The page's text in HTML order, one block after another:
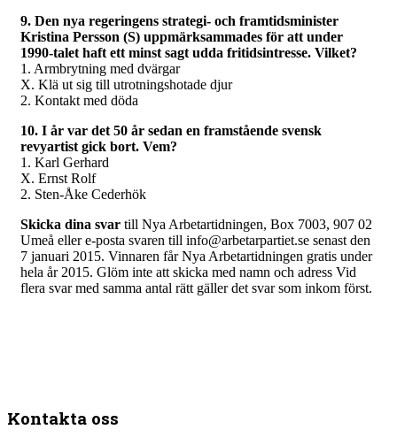
9. Den nya regeringens strategi- och framtidsminister
Kristina Persson (S) uppmärksammades för att under
1990-talet haft ett minst sagt udda fritidsintresse. Vilket?
1. Armbrytning med dvärgar
X. Klä ut sig till utrotningshotade djur
2. Kontakt med döda
10. I år var det 50 år sedan en framstående svensk
revyartist gick bort. Vem?
1. Karl Gerhard
X. Ernst Rolf
2. Sten-Åke Cederhök
Skicka dina svar till Nya Arbetartidningen, Box 7003, 907 02
Umeå eller e-posta svaren till info@arbetarpartiet.se senast den
7 januari 2015. Vinnaren får Nya Arbetartidningen gratis under
hela år 2015. Glöm inte att skicka med namn och adress Vid
flera svar med samma antal rätt gäller det svar som inkom först.
Kontakta oss